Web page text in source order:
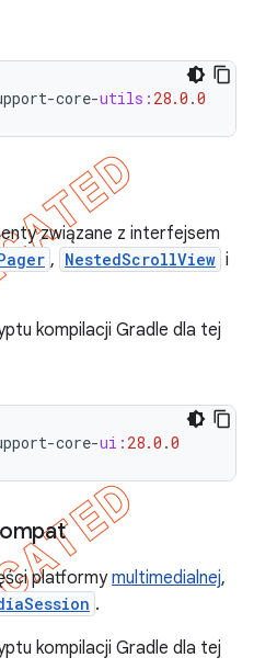
-core-utils: 28.0 .0
związane z interfejsem
, NestedScrollView i
kompilacji Gradle dla tej
-core-ui: 28.0 .0
platformymultimedialnej,
.
kompilacji Gradle dla tej